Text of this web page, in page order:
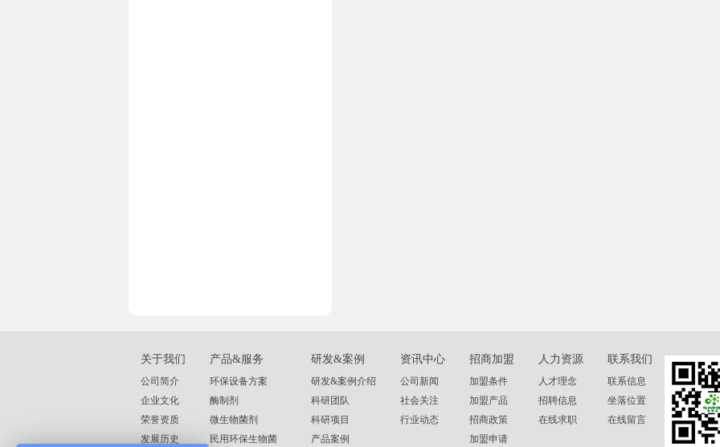
关于我们
公司简介
企业文化
荣誉资质
发展历史
产品&服务
环保设备方案
酶制剂
微生物菌剂
民用环保生物菌
研发&案例
研发&案例介绍
科研团队
科研项目
产品案例
资讯中心
公司新闻
社会关注
行业动态
招商加盟
加盟条件
加盟产品
招商政策
加盟申请
人力资源
人才理念
招聘信息
在线求职
联系我们
联系信息
坐落位置
在线留言